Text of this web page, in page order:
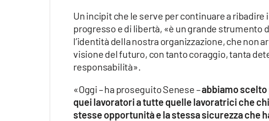
Un incipit che le serve per continuare a
progresso e di libertà, «è un grande strumento
l’identità della nostra organizzazione, che non
visione del futuro, con tanto coraggio, tanta
responsabilità».
«Oggi – ha proseguito Senese –abbiamo scelto
quei lavoratori a tutte quelle lavoratrici che
stesse opportunità e la stessa sicurezza che